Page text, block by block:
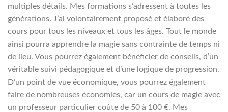
multiples détails. Mes formations s’adressent à toutes les
générations. J’ai volontairement proposé et élaboré des
cours pour tous les niveaux et tous les âges. Tout le monde
ainsi pourra apprendre la magie sans contrainte de temps ni
de lieu. Vous pourrez également bénéficier de conseils, d’un
véritable suivi pédagogique et d’une logique de progression.
D’un point de vue économique, vous pourrez également
faire de nombreuses économies, car un cours de magie avec
un professeur particulier coûte de 50 à 100 €. Mes